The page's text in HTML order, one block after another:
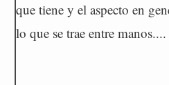
que tiene y el aspecto en
lo que se trae entre manos....